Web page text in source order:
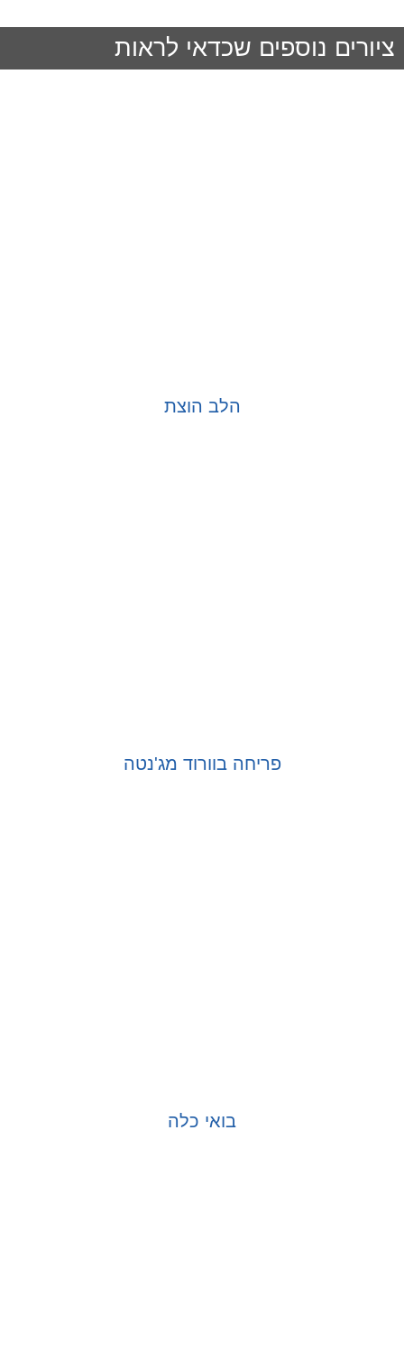
ציורים נוספים שכדאי לראות
הלב הוצת
פריחה בוורוד מג'נטה
בואי כלה